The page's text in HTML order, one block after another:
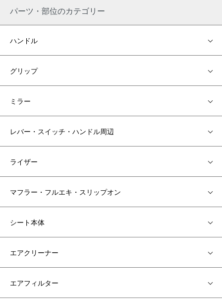
パーツ・部位のカテゴリー
ハンドル
グリップ
ミラー
レバー・スイッチ・ハンドル周辺
ライザー
マフラー・フルエキ・スリップオン
シート本体
エアクリーナー
エアフィルター